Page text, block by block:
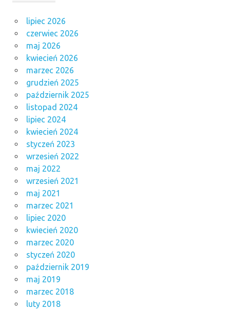
lipiec 2026
czerwiec 2026
maj 2026
kwiecień 2026
marzec 2026
grudzień 2025
październik 2025
listopad 2024
lipiec 2024
kwiecień 2024
styczeń 2023
wrzesień 2022
maj 2022
wrzesień 2021
maj 2021
marzec 2021
lipiec 2020
kwiecień 2020
marzec 2020
styczeń 2020
październik 2019
maj 2019
marzec 2018
luty 2018